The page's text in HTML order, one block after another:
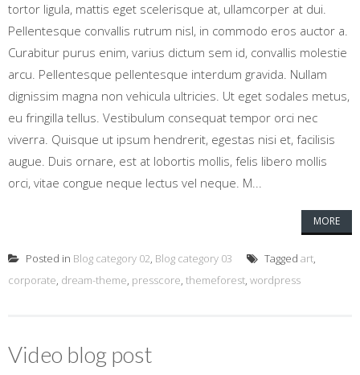
tortor ligula, mattis eget scelerisque at, ullamcorper at dui.
Pellentesque convallis rutrum nisl, in commodo eros auctor a.
Curabitur purus enim, varius dictum sem id, convallis molestie
arcu. Pellentesque pellentesque interdum gravida. Nullam
dignissim magna non vehicula ultricies. Ut eget sodales metus,
eu fringilla tellus. Vestibulum consequat tempor orci nec
viverra. Quisque ut ipsum hendrerit, egestas nisi et, facilisis
augue. Duis ornare, est at lobortis mollis, felis libero mollis
orci, vitae congue neque lectus vel neque. M...
MORE
Posted in Blog category 02, Blog category 03 Tagged art,
corporate, dream-theme, presscore, themeforest, wordpress
Video blog post